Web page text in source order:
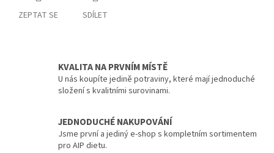
ZEPTAT SE SDÍLET
KVALITA NA PRVNÍM MÍSTĚ
U nás koupíte jedině potraviny, které mají jednoduché
složení s kvalitními surovinami.
JEDNODUCHÉ NAKUPOVÁNÍ
Jsme první a jediný e-shop s kompletním sortimentem
pro AIP dietu.